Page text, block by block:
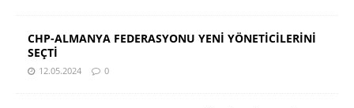
CHP-ALMANYA FEDERASYONU YENİ YÖNETİCİLERİNİ
SEÇTİ
12.05.2024 0